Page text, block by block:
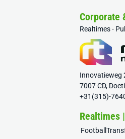
Corporate
Realtimes -
Innovatieweg
7007 CD,
+31(315)-
Realtimes